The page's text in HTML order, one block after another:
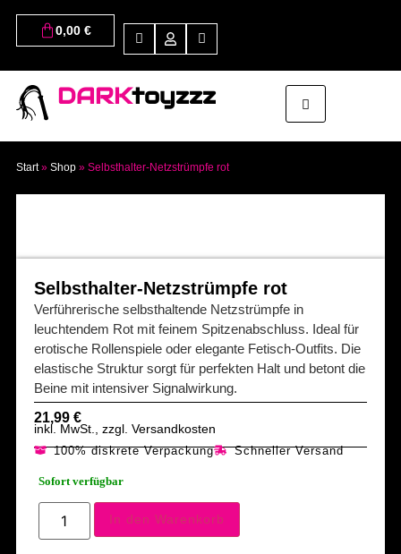
0,00 €
DARKtoyzzz
Start» Shop» Selbsthalter-Netzstrümpfe rot
Selbsthalter-Netzstrümpfe rot
Verführerische selbsthaltende Netzstrümpfe in
leuchtendem Rot mit feinem Spitzenabschluss. Ideal für
erotische Rollenspiele oder elegante Fetisch-Outfits. Die
elastische Struktur sorgt für perfekten Halt und betont die
Beine mit intensiver Signalwirkung.
21,99 €
inkl. MwSt., zzgl. Versandkosten
100% diskrete Verpackung Schneller Versand
Sofort verfügbar
In den Warenkorb